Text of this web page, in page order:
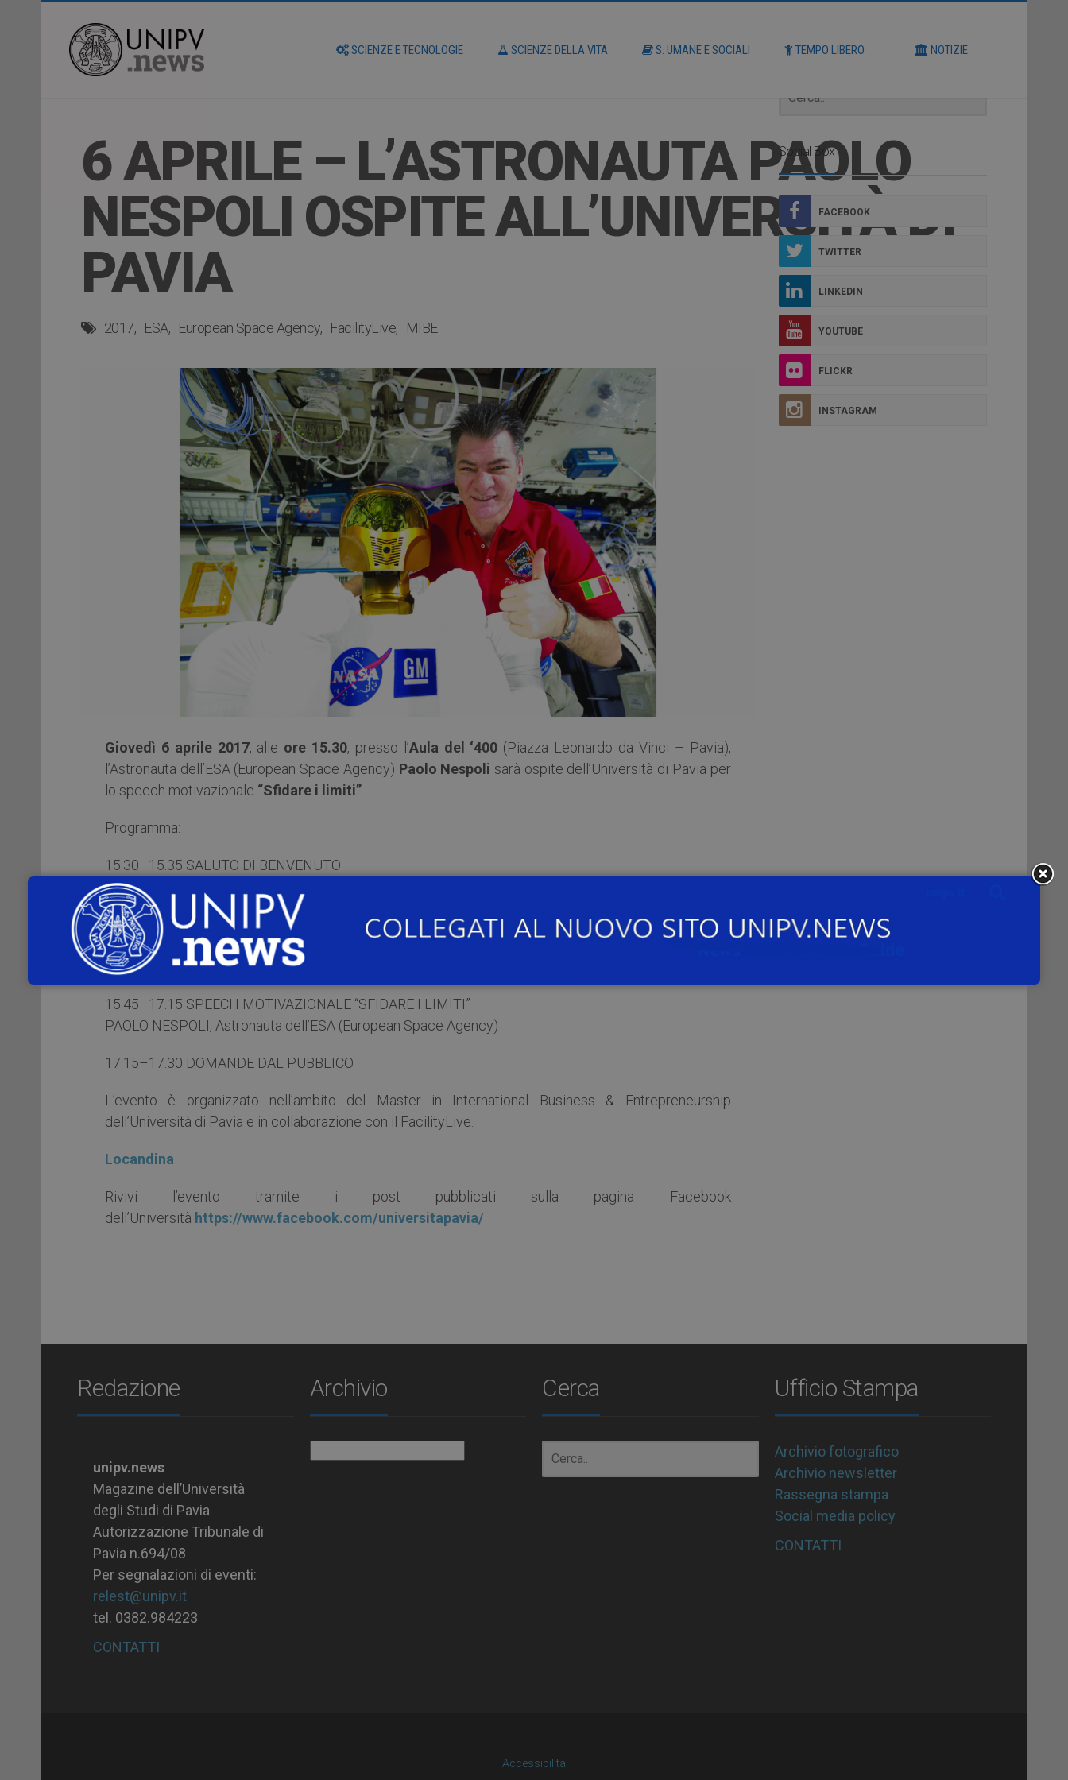
SCIENZE E TECNOLOGIE SCIENZE DELLA VITA S. UMANE E SOCIALI TEMPO LIBERO NOTIZIE
6 APRILE – L’ASTRONAUTA PAOLO
NESPOLI OSPITE ALL’UNIVERSITÀ DI
PAVIA
2017 ESA European Space Agency FacilityLive MIBE
Giovedì 6 aprile 2017, alle ore 15.30, presso l’Aula del ‘400 (Piazza Leonardo da Vinci – Pavia),
l’Astronauta dell’ESA (European Space Agency) Paolo Nespoli sarà ospite dell’Università di Pavia per
lo speech motivazionale “Sfidare i limiti”.
Programma:
15.30–15.35 SALUTO DI BENVENUTO
FABIO RUGGE, Magnifico Rettore, Università degli Studi di Pavia
STEFANO DENICOLAI, Direttore del MIBE, Università degli Studi di Pavia
15.35–15.45 INTRODUZIONE
GIANPIERO LOTITO, Founder & CEO di FacilityLive
15.45–17.15 SPEECH MOTIVAZIONALE “SFIDARE I LIMITI”
PAOLO NESPOLI, Astronauta dell’ESA (European Space Agency)
17.15–17.30 DOMANDE DAL PUBBLICO
L’evento è organizzato nell’ambito del Master in International Business & Entrepreneurship
dell’Università di Pavia e in collaborazione con il FacilityLive.
Locandina
Rivivi l’evento tramite i post pubblicati sulla pagina Facebook
dell’Università https://www.facebook.com/universitapavia/
Social Box
FACEBOOK
TWITTER
LINKEDIN
YOUTUBE
FLICKR
INSTAGRAM
Redazione
unipv.news
Magazine dell’Università
degli Studi di Pavia
Autorizzazione Tribunale di
Pavia n.694/08
Per segnalazioni di eventi:
relest@unipv.it
tel. 0382.984223
CONTATTI
Archivio Cerca Ufficio Stampa
Archivio fotografico
Archivio newsletter
Rassegna stampa
Social media policy
CONTATTI
Accessibilità